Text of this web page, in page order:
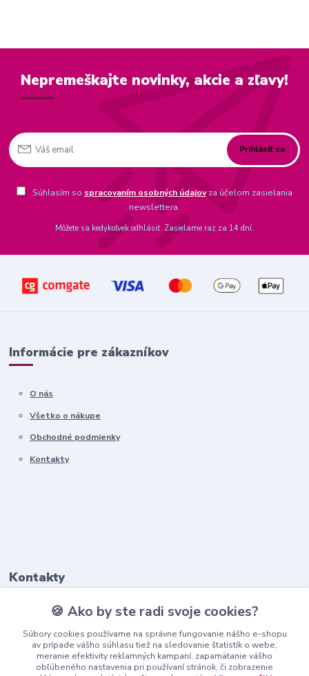
Nepremeškajte novinky, akcie a zľavy!
Prihlásiť sa
Súhlasím so spracovaním osobných údajovza účelom zasielania
newslettera.
Môžete sa kedykoľvek odhlásiť. Zasielame raz za 14 dní.
Informácie pre zákazníkov
O nás
Všetko o nákupe
Obchodné podmienky
Kontakty
Kontakty
+421911 569 017
(Po-Pia, 8-16 hod.)
info@nndecor.sk
🍪 Ako by ste radi svoje cookies?
Súbory cookies používame na správne fungovanie nášho e-shopu
av prípade vášho súhlasu tiež na sledovanie štatistík o webe,
meranie efektivity reklamných kampaní, zapamätanie vášho
obľúbeného nastavenia pri používaní stránok, či zobrazenie